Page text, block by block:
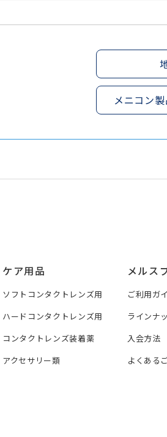
メニコン
ケア用品
ソフトコンタクトレンズ用
ハードコンタクトレンズ用
コンタクトレンズ装着薬
アクセサリー類
メルス
ご利用ガ
ラインナ
入会方法
よくある